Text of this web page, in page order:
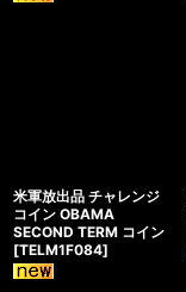
米軍放出品 チャレンジ
コイン OBAMA
SECOND TERM コイン
[TELM1F084]